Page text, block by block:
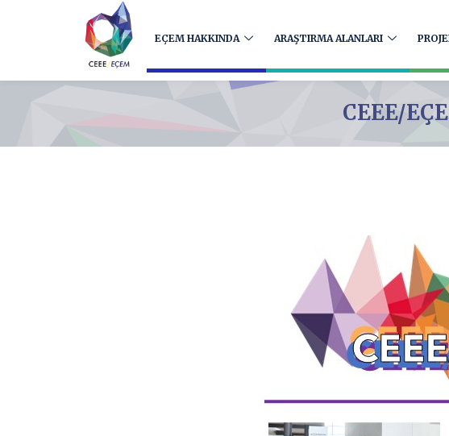
EÇEM HAKKINDA ARAŞTIRMA ALANLARI
CEEE/